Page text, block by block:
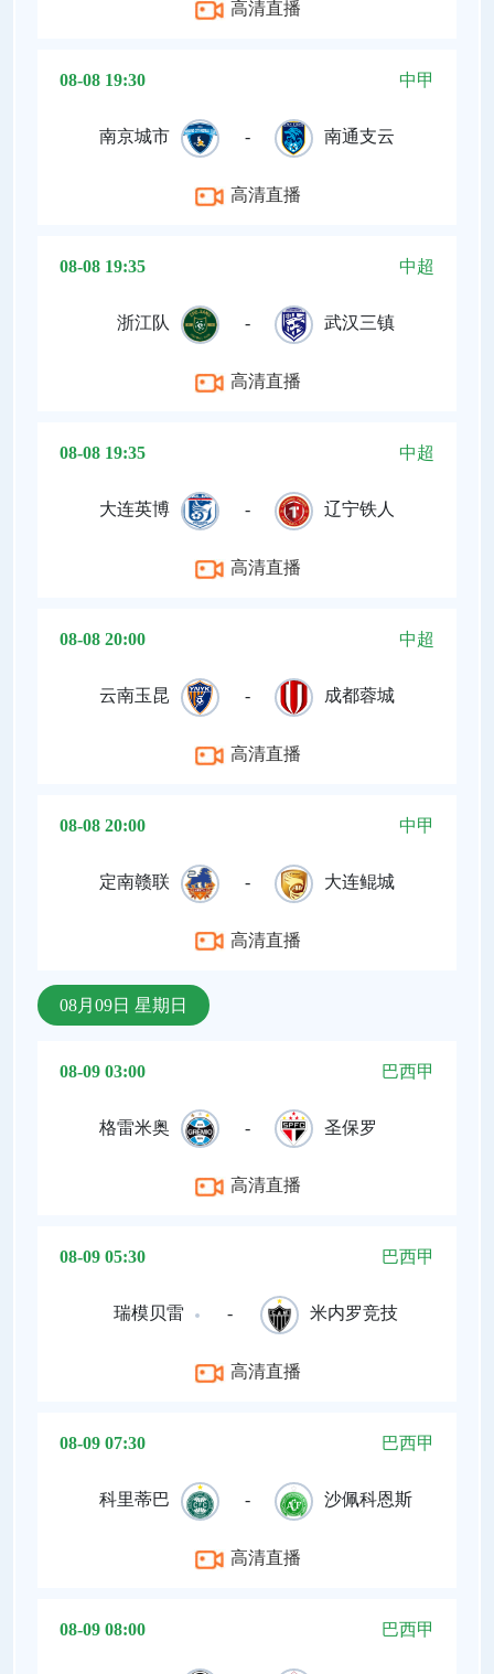
高清直播
08-08 19:30 中甲
南京城市 - 南通支云
高清直播
08-08 19:35 中超
浙江队 - 武汉三镇
高清直播
08-08 19:35 中超
大连英博 - 辽宁铁人
高清直播
08-08 20:00 中超
云南玉昆 - 成都蓉城
高清直播
08-08 20:00 中甲
定南赣联 - 大连鲲城
高清直播
08月09日 星期日
08-09 03:00 巴西甲
格雷米奥 - 圣保罗
高清直播
08-09 05:30 巴西甲
瑞模贝雷 - 米内罗竞技
高清直播
08-09 07:30 巴西甲
科里蒂巴 - 沙佩科恩斯
高清直播
08-09 08:00 巴西甲